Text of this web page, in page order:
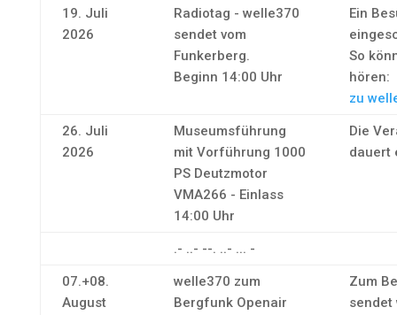
19. Juli
2026
Radiotag - welle370
sendet vom
Funkerberg.
Beginn 14:00 Uhr
Ein
So
hören:
zu
26. Juli
2026
Museumsführung
mit Vorführung 1000
PS Deutzmotor
VMA266 - Einlass
14:00 Uhr
Die
dauert
.- ..- --. ..- ... -
07.+08.
August
welle370 zum
Bergfunk Openair
Zum
sendet